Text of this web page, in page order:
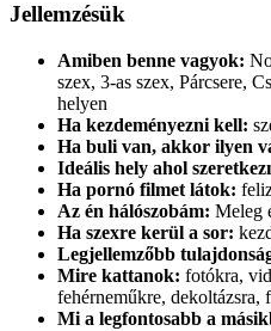
Jellemzésük
Amiben benne vagyok:
szex, 3-as szex, Párcsere,
helyen
Ha kezdeményezni kell:
Ha buli van, akkor ilyen
Ideális hely ahol
Ha pornó filmet látok:
Az én hálószobám: Meleg
Ha szexre kerül a sor:
Legjellemzőbb
Mire kattanok: fotókra,
fehérneműkre, dekoltázsra,
Mi a legfontosabb a